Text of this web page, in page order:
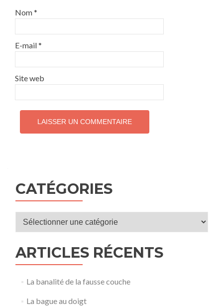
Nom*
E-mail*
Site web
CATÉGORIES
Catégories
ARTICLES RÉCENTS
La banalité de la fausse couche
La bague au doigt